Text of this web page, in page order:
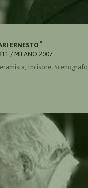
ERNESTO
/ MILANO 2007
Incisore, Scenografo